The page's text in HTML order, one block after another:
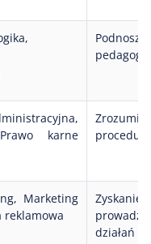
karne
procedur
Marketing
reklamowa
działań